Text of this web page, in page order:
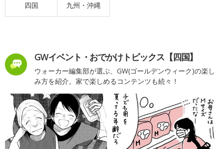
四国 九州・沖縄
GWイベント・おでかけトピックス【四国】
ウォーカー編集部が選ぶ、GW(ゴールデンウィーク)の楽し
み方を紹介。家で楽しめるコンテンツも続々！